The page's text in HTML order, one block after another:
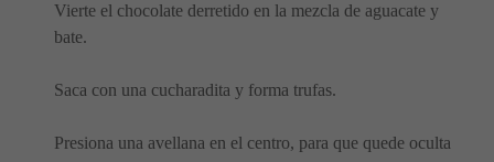
Vierte el chocolate derretido en la mezcla de aguacate y
bate.
Saca con una cucharadita y forma trufas.
Presiona una avellana en el centro, para que quede oculta